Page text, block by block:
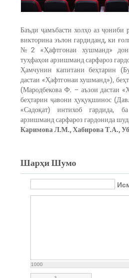
Баъди ҷамъбасти холҳо аз ҷониби
викторина эълон гардиданд, ки
№2 «Ҳафтгонаи хушманд»
туҳфаҳои арзишманд сарфароз
Ҳамчунин капитани беҳтарин
дастаи «Ҳафтгонаи хушманд»),
(Мародбекова Ф. – аъзои дастаи
беҳтарин ҷавони ҳуқуқшинос
«Садоқат) интихоб гардида,
арзишманд сарфароз гардонида
Каримова Л.М., Хабирова Т.А.,
Шарҳи Шумо
1000